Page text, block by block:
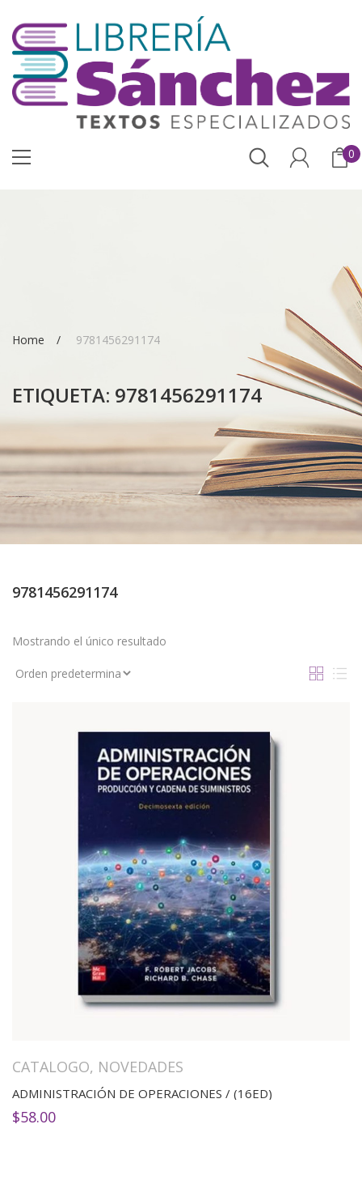
0
Home 9781456291174
ETIQUETA: 9781456291174
9781456291174
Mostrando el único resultado
CATALOGO, NOVEDADES
ADMINISTRACIÓN DE OPERACIONES / (16ED)
$58.00